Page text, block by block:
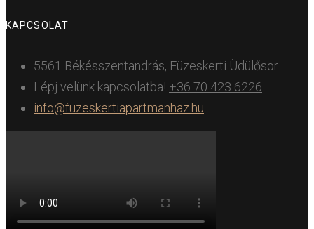
KAPCSOLAT
5561 Békésszentandrás, Füzeskerti Üdülősor
Lépj velünk kapcsolatba! +36 70 423 6226
info@fuzeskertiapartmanhaz.hu